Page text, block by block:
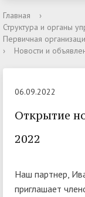
Главная
›
Структура и органы
Первичная
›
Новости и
06.09.2022
Открытие
2022
Наш партнер,
приглашает